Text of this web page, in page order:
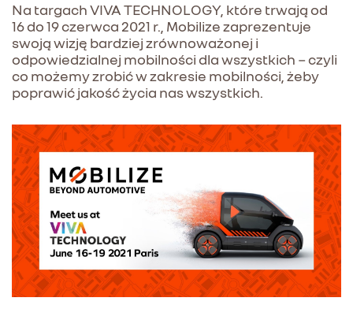
Na targach VIVA TECHNOLOGY, które trwają od
16 do 19 czerwca 2021 r., Mobilize zaprezentuje
swoją wizję bardziej zrównoważonej i
odpowiedzialnej mobilności dla wszystkich − czyli
co możemy zrobić w zakresie mobilności, żeby
poprawić jakość życia nas wszystkich.